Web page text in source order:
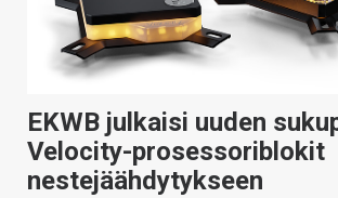
EKWB julkaisi uuden
Velocity-prosessoriblokit
nestejäähdytykseen